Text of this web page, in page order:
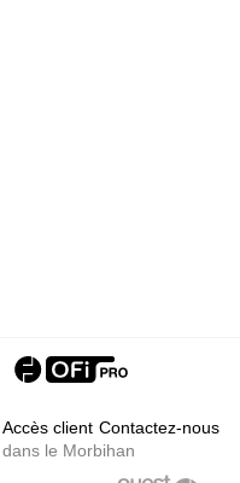
Accès client Contactez-nous
dans le Morbihan